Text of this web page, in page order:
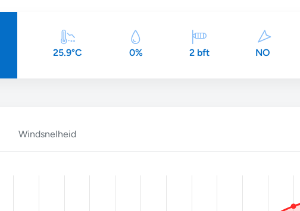
25.9°C 0% 2 bft NO
Windsnelheid